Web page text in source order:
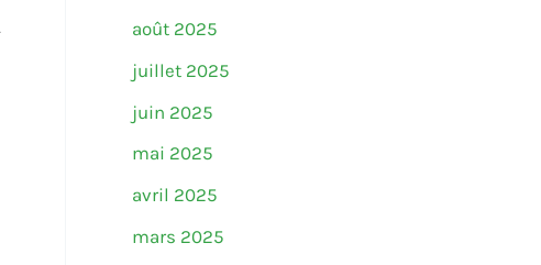
août 2025
juillet 2025
juin 2025
mai 2025
avril 2025
mars 2025